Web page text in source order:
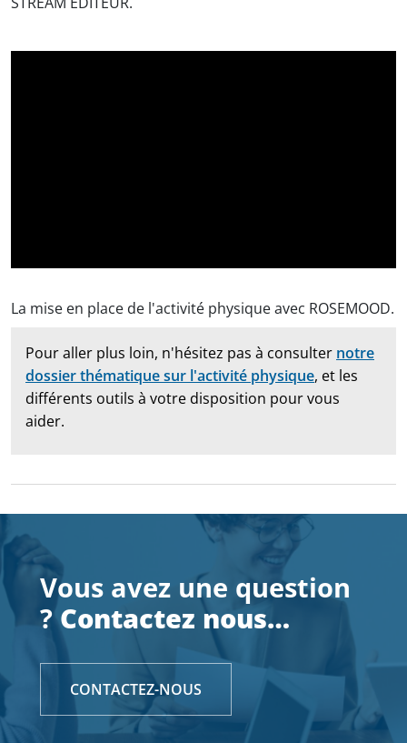
La mise en place de l'activité physique avec ROSEMOOD.
Pour aller plus loin, n'hésitez pas à consulter notre
dossier thématique sur l'activité physique, et les
différents outils à votre disposition pour vous
aider.
Vous avez une question
?Contactez nous…
CONTACTEZ-NOUS